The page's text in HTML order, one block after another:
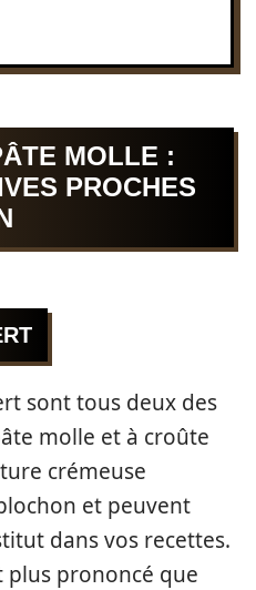
MOLLE :
PROCHES
sont tous deux des
molle et à croûte
crémeuse
et peuvent
dans vos recettes.
prononcé que